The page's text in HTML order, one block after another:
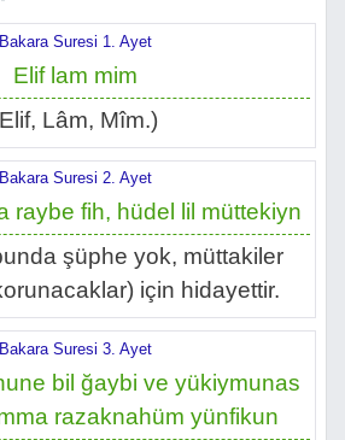
Bakara Suresi 1. Ayet
Elif lam mim
Lâm, Mîm.)
Bakara Suresi 2. Ayet
raybe fih, hüdel lil müttekiyn
şüphe yok, müttakiler
için hidayettir.
Bakara Suresi 3. Ayet
bil ğaybi ve yükiymunas
razaknahüm yünfikun